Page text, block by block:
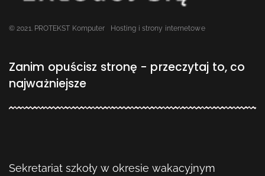
© 2021. PROTEKST Komputer Hosting i strony internetowe
Zanim opuścisz stronę - przeczytaj to, co
najważniejsze
Sekretariat szkoły w okresie wakacyjnym